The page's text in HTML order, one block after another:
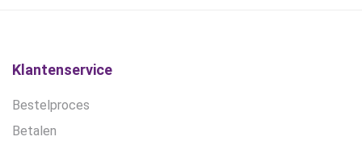
de
Klantenservice
Bestelproces
Betalen